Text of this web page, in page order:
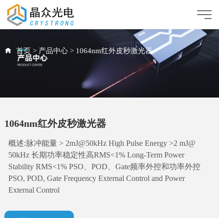
首页> 产品中心> 1064nm红外皮秒激光器
1064nm红外皮秒激光器
概述:脉冲能量 > 2mJ@50kHz High Pulse Energy >2 mJ@
50kHz 长期功率稳定性高RMS<1% Long-Term Power
Stability RMS<1% PSO、POD、Gate频率外控和功率外控
PSO, POD, Gate Frequency External Control and Power
External Control